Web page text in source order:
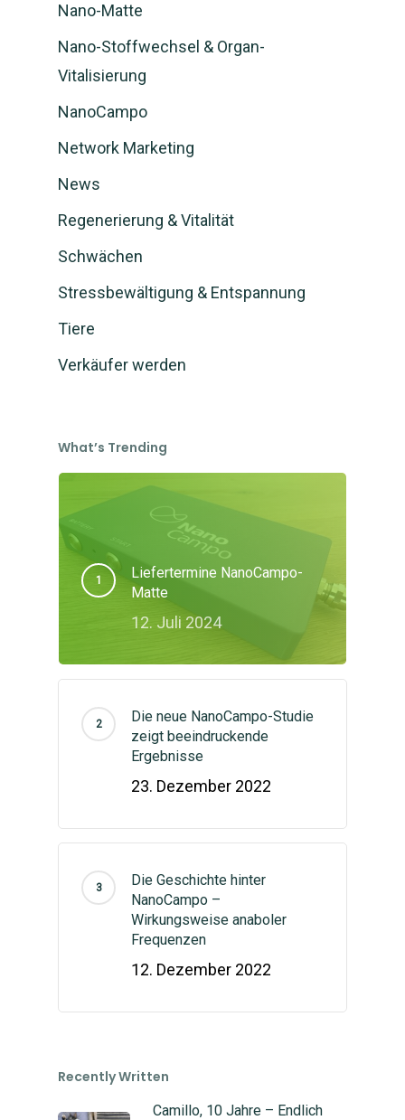
Nano-Matte
Nano-Stoffwechsel & Organ-
Vitalisierung
NanoCampo
Network Marketing
News
Regenerierung & Vitalität
Schwächen
Stressbewältigung & Entspannung
Tiere
Verkäufer werden
What’s Trending
Liefertermine NanoCampo-
Matte
12. Juli 2024
Die neue NanoCampo-Studie
zeigt beeindruckende
Ergebnisse
23. Dezember 2022
Die Geschichte hinter
NanoCampo –
Wirkungsweise anaboler
Frequenzen
12. Dezember 2022
Recently Written
Camillo, 10 Jahre – Endlich